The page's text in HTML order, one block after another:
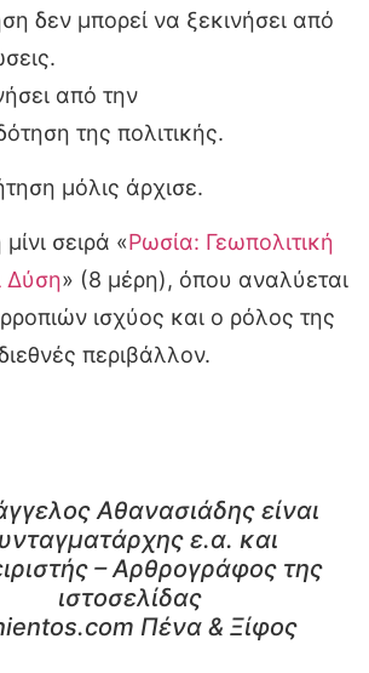
δεν μπορεί να ξεκινήσει από
από την
της πολιτικής.
μόλις άρχισε.
σειρά «Ρωσία: Γεωπολιτική
Δύση» (8 μέρη), όπου αναλύεται
ισχύος και ο ρόλος της
περιβάλλον.
Αθανασιάδης είναι
ε.α. και
– Αρθρογράφος της
ιστοσελίδας
Πένα & Ξίφος